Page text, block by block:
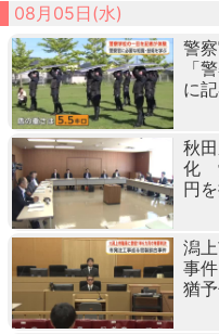
08月05日(水)
警
「
に
秋
化
円
潟
事
猶